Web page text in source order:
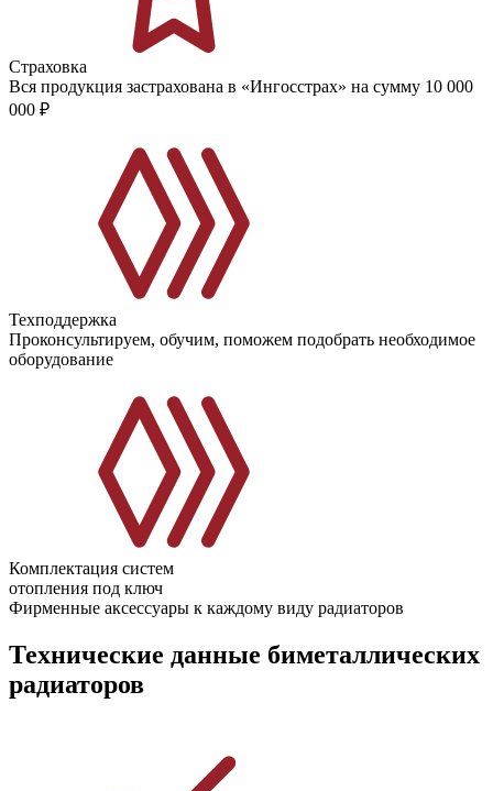
Страховка
Вся продукция застрахована в «Ингосстрах» на сумму 10 000
000 ₽
Техподдержка
Проконсультируем, обучим, поможем подобрать необходимое
оборудование
Комплектация систем
отопления под ключ
Фирменные аксессуары к каждому виду радиаторов
Технические данные биметаллических
радиаторов